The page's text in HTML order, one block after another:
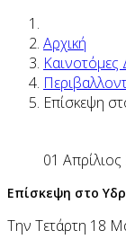
Αρχική
Καινοτόμες
Eπίσκεψη
01
Eπίσκεψη στο
Την Τετάρτη 18